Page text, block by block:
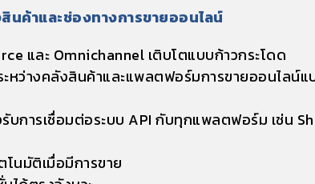
นค้าและช่องทางการขายออนไลน์
และ Omnichannel เติบโตแบบก้าวกระโดด
หว่างคลังสินค้าและแพลตฟอร์มการขายออนไลน์แ
บการเชื่อมต่อระบบ API กับทุกแพลตฟอร์ม เช่น
นมัติเมื่อมีการขาย